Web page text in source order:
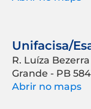
Unifacisa/
R. Luíza
Grande - PB
Abrir no maps